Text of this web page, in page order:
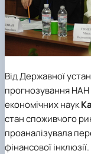
Від Державної
прогнозування НАН
економічних наук
стан споживчого
проаналізувала
фінансової інклюзії.